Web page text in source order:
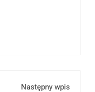
Następny wpis